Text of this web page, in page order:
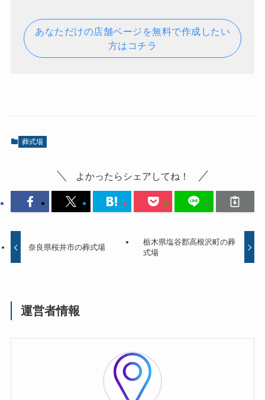
あなただけの店舗ページを無料で作成したい
方はコチラ
葬式場
よかったらシェアしてね！
奈良県桜井市の葬式場
栃木県塩谷郡高根沢町の葬
式場
運営者情報